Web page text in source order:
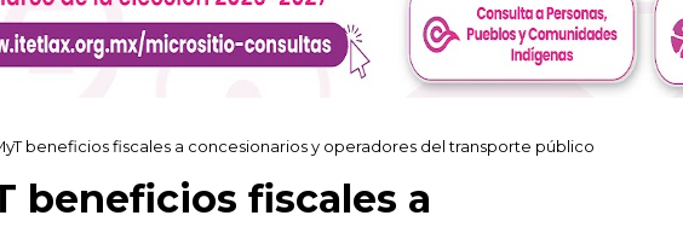
beneficios fiscales a concesionarios y operadores del transporte público
beneficios fiscales a